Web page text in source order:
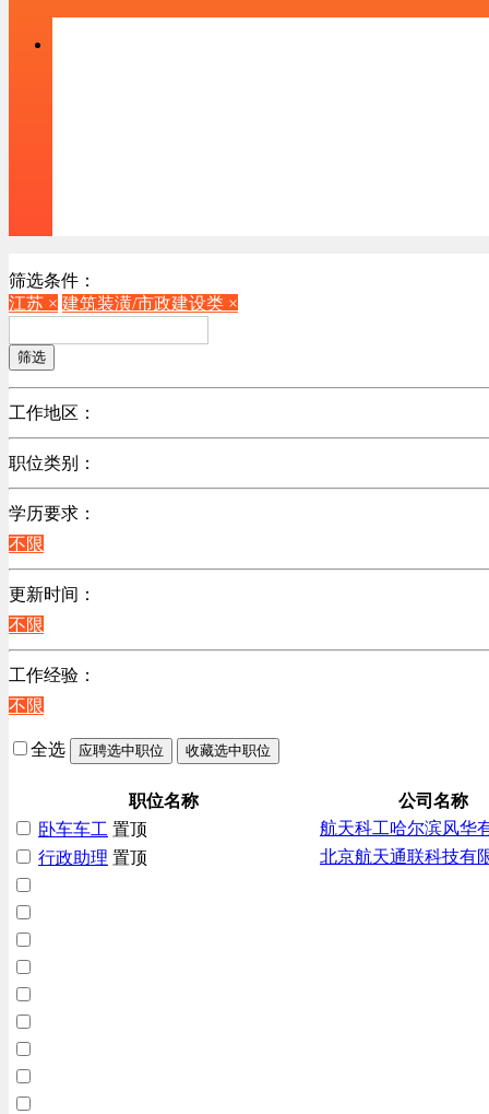
筛选条件：
江苏 × 建筑装潢/市政建设类 ×
筛选
工作地区：
不限
北京
广东
江苏
陕西
浙江
辽宁
上海
职位类别：
不限
机械制造/仪器仪表类
计算机硬件类
销售管理类
计算机软件类
贸易/物流/仓储/采购类
客服及凯发娱乐网址的技术支持类
高级管理类
电子/电器/半导体类
电力电气/能源/自动化
咨询/顾问/法律类
程序/语言开发类
行政/后勤/文秘类
销售类
人力资源类
互联网/电子商务/游戏类
建筑装潢/市政建设类
通信/移动互联网/手机类
技工/维修类
房地产开发/物业管理类
生产/加工/认证类
学历要求：
不限
更新时间：
不限
工作经验：
不限
全选 应聘选中职位 收藏选中职位
职位名称
公司名称
卧车车工 置顶 航天科工哈尔滨风华
行政助理 置顶 北京航天通联科技有